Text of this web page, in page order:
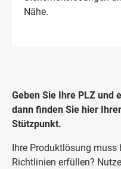
Nähe.
Geben Sie Ihre PLZ und
dann finden Sie hier
Stützpunkt.
Ihre Produktlösung
Richtlinien erfüllen?